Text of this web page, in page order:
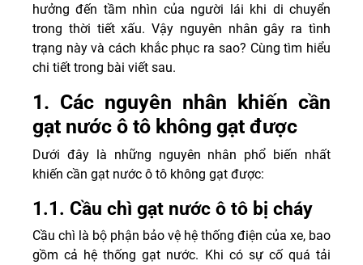
hưởng đến tầm nhìn của người lái khi di chuyển
trong thời tiết xấu. Vậy nguyên nhân gây ra tình
trạng này và cách khắc phục ra sao? Cùng tìm hiểu
chi tiết trong bài viết sau.
1. Các nguyên nhân khiến cần
gạt nước ô tô không gạt được
Dưới đây là những nguyên nhân phổ biến nhất
khiến cần gạt nước ô tô không gạt được:
1.1. Cầu chì gạt nước ô tô bị cháy
Cầu chì là bộ phận bảo vệ hệ thống điện của xe, bao
gồm cả hệ thống gạt nước. Khi có sự cố quá tải